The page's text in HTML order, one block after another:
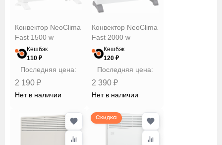
Управление
со
Сбросить Применить
Конвектор NeoClima
Fast 1500 w
Кешбэк
110 ₽
Последняя цена:
2 190 ₽
Нет в наличии
Конвектор NeoClima
Fast 2000 w
Кешбэк
120 ₽
Последняя цена:
2 390 ₽
Нет в наличии
Скидка